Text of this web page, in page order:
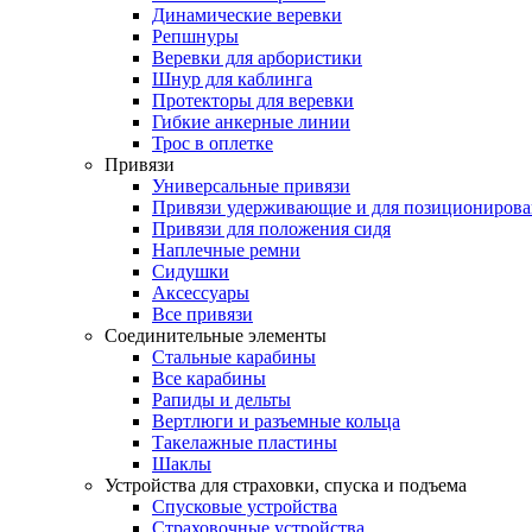
Динамические веревки
Репшнуры
Веревки для арбористики
Шнур для каблинга
Протекторы для веревки
Гибкие анкерные линии
Трос в оплетке
Привязи
Универсальные привязи
Привязи удерживающие и для
Привязи для положения сидя
Наплечные ремни
Сидушки
Аксессуары
Все привязи
Соединительные элементы
Стальные карабины
Все карабины
Рапиды и дельты
Вертлюги и разъемные кольца
Такелажные пластины
Шаклы
Устройства для страховки, спуска и подъема
Спусковые устройства
Страховочные устройства